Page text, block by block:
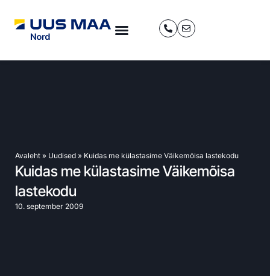
Avaleht » Uudised » Kuidas me külastasime Väikemõisa lastekodu
Kuidas me külastasime Väikemõisa
lastekodu
10. september 2009